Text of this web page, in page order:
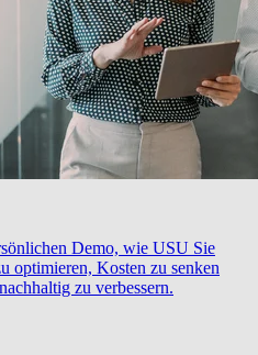
Demo, wie USU Sie
optimieren, Kosten zu senken
zu verbessern.